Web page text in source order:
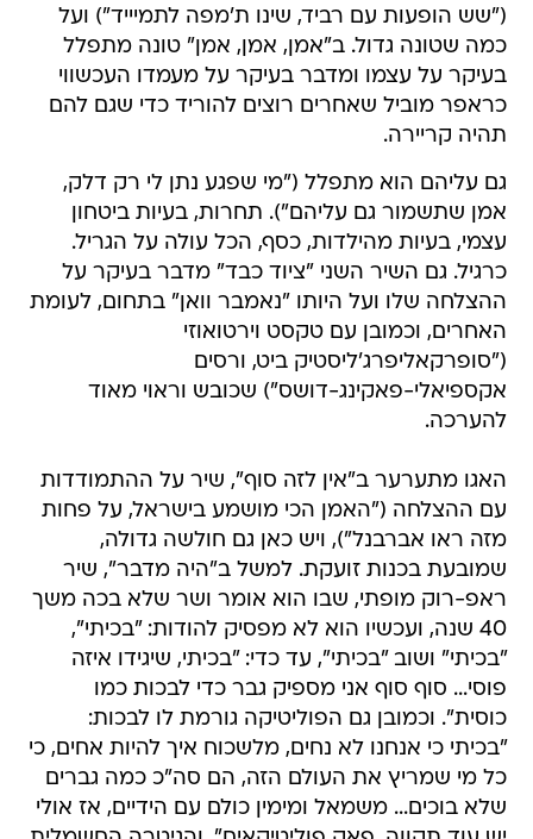
("שש הופעות עם רביד, שינו ת'מפה לתמיייד") ועל
כמה שטונה גדול. ב"אמן, אמן, אמן" טונה מתפלל
בעיקר על עצמו ומדבר בעיקר על מעמדו העכשווי
כראפר מוביל שאחרים רוצים להוריד כדי שגם להם
תהיה קריירה.
גם עליהם הוא מתפלל ("מי שפגע נתן לי רק דלק,
אמן שתשמור גם עליהם"). תחרות, בעיות ביטחון
עצמי, בעיות מהילדות, כסף, הכל עולה על הגריל.
כרגיל. גם השיר השני "ציוד כבד" מדבר בעיקר על
ההצלחה שלו ועל היותו "נאמבר וואן" בתחום, לעומת
האחרים, וכמובן עם טקסט וירטואוזי
("סופרקאליפרג'ליסטיק ביט, ורסים
אקספיאלי-פאקינג-דושס") שכובש וראוי מאוד
להערכה.
האגו מתערער ב"אין לזה סוף", שיר על ההתמודדות
עם ההצלחה ("האמן הכי מושמע בישראל, על פחות
מזה ראו אברבנל"), ויש כאן גם חולשה גדולה,
שמובעת בכנות זועקת. למשל ב"היה מדבר", שיר
ראפ-רוק מופתי, שבו הוא אומר ושר שלא בכה משך
40 שנה, ועכשיו הוא לא מפסיק להודות: "בכיתי",
"בכיתי" ושוב "בכיתי", עד כדי: "בכיתי, שיגידו איזה
פוסי... סוף סוף אני מספיק גבר כדי לבכות כמו
כוסית". וכמובן גם הפוליטיקה גורמת לו לבכות:
"בכיתי כי אנחנו לא נחים, מלשכוח איך להיות אחים, כי
כל מי שמריץ את העולם הזה, הם סה"כ כמה גברים
שלא בוכים... משמאל ומימין כולם עם הידיים, אז אולי